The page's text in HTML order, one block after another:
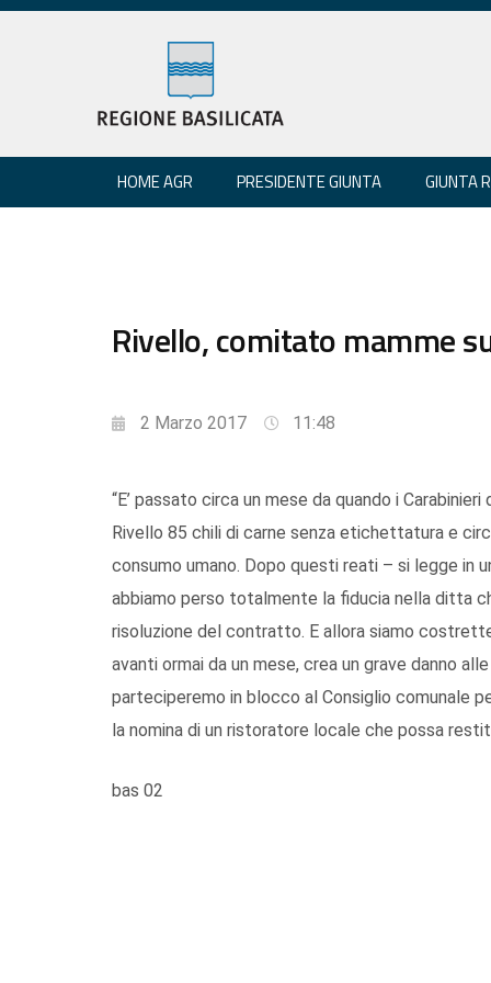
HOME AGR PRESIDENTE GIUNTA GIUNTA
Rivello, comitato mamme
2 Marzo 2017 11:48
“E’ passato circa un mese da quando i
Rivello 85 chili di carne senza etichettatura e
consumo umano. Dopo questi reati – si legge in
abbiamo perso totalmente la fiducia nella ditta
risoluzione del contratto. E allora siamo
avanti ormai da un mese, crea un grave danno
parteciperemo in blocco al Consiglio comunale
la nomina di un ristoratore locale che possa
bas 02